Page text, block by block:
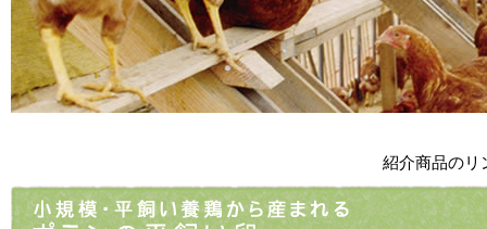
紹介商品のリ